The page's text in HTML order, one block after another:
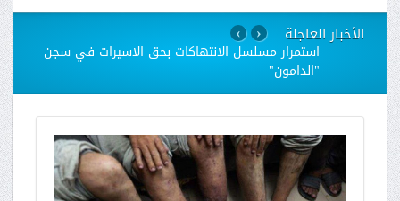
الأخبار العاجلة
استمرار مسلسل الانتهاكات بحق الاسيرات في سجن
"الدامون"
› ‹